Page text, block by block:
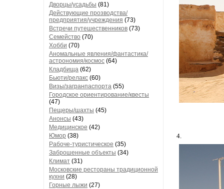
Дворцы/усадьбы (81)
Действующие прозводства/
предприятия/учреждения (73)
Встречи путешественников (73)
Семейство (70)
Хобби (70)
Аномальные явления/фантастика/
астрономия/космос (64)
Кладбища (62)
Бьюти/релакс (60)
Визы/загранпаспорта (55)
Городское ориентирование/квесты
(47)
Пещеры/шахты (45)
Анонсы (43)
Медицинское (42)
Юмор (38)
Рабоче-туристическое (35)
Заброшенные объекты (34)
Климат (31)
Московские рестораны традиционной
кухни (28)
Горные лыжи (27)
4.